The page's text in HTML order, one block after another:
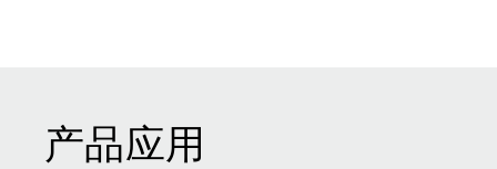
产品应用